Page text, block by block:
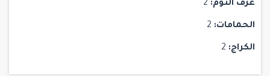
غرف النوم:
الحمامات:
الكراج: